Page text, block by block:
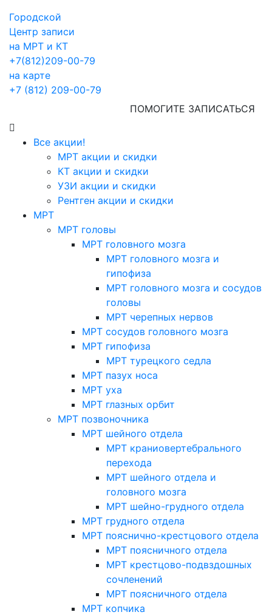
Городской
Центр записи
на МРТ и КТ
+7(812)209-00-79
на карте
+7 (812) 209-00-79
ПОМОГИТЕ ЗАПИСАТЬСЯ
Все акции!
МРТ акции и скидки
КТ акции и скидки
УЗИ акции и скидки
Рентген акции и скидки
МРТ
МРТ головы
МРТ головного мозга
МРТ головного мозга и
гипофиза
МРТ головного мозга и сосудов
головы
МРТ черепных нервов
МРТ сосудов головного мозга
МРТ гипофиза
МРТ турецкого седла
МРТ пазух носа
МРТ уха
МРТ глазных орбит
МРТ позвоночника
МРТ шейного отдела
МРТ краниовертебрального
перехода
МРТ шейного отдела и
головного мозга
МРТ шейно-грудного отдела
МРТ грудного отдела
МРТ пояснично-крестцового отдела
МРТ поясничного отдела
МРТ крестцово-подвздошных
сочленений
МРТ поясничного отдела
МРТ копчика